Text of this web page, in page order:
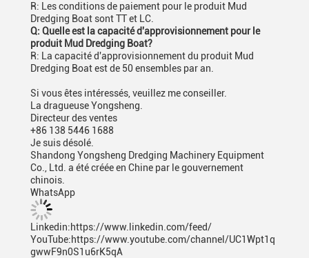
R: Les conditions de paiement pour le produit Mud
Dredging Boat sont TT et LC.
Q: Quelle est la capacité d'approvisionnement pour le
produit Mud Dredging Boat?
R: La capacité d'approvisionnement du produit Mud
Dredging Boat est de 50 ensembles par an.
Si vous êtes intéressés, veuillez me conseiller.
La dragueuse Yongsheng.
Directeur des ventes
+86 138 5446 1688
Je suis désolé.
Shandong Yongsheng Dredging Machinery Equipment
Co., Ltd. a été créée en Chine par le gouvernement
chinois.
WhatsApp
Linkedin:https://www.linkedin.com/feed/
YouTube:https://www.youtube.com/channel/UC1Wpt1q
gwwF9n0S1u6rK5qA